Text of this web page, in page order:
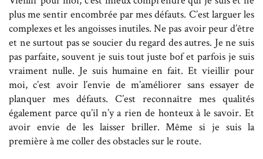
plus me sentir encombrée par mes défauts. C’est larguer les
complexes et les angoisses inutiles. Ne pas avoir peur d’être
et ne surtout pas se soucier du regard des autres. Je ne suis
pas parfaite, souvent je suis tout juste bof et parfois je suis
vraiment nulle. Je suis humaine en fait. Et vieillir pour
moi, c’est avoir l’envie de m’améliorer sans essayer de
planquer mes défauts. C’est reconnaître mes qualités
également parce qu’il n’y a rien de honteux à le savoir. Et
avoir envie de les laisser briller. Même si je suis la
première à me coller des obstacles sur le route.